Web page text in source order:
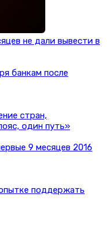
не дали вывести в
банкам после
стран,
один путь»
9 месяцев 2016
поддержать